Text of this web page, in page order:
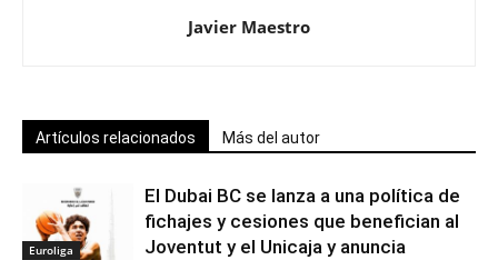
Javier Maestro
Artículos relacionados Más del autor
Euroliga
El Dubai BC se lanza a una política de
fichajes y cesiones que benefician al
Joventut y el Unicaja y anuncia